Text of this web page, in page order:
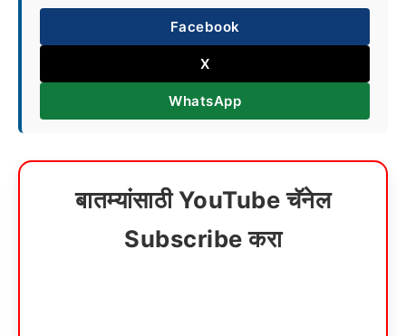
Facebook
X
WhatsApp
बातम्यांसाठी YouTube चॅनेल
Subscribe करा